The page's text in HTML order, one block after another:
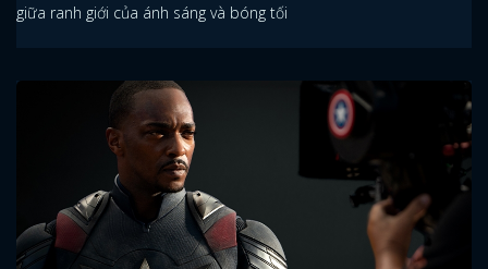
giữa ranh giới của ánh sáng và bóng tối